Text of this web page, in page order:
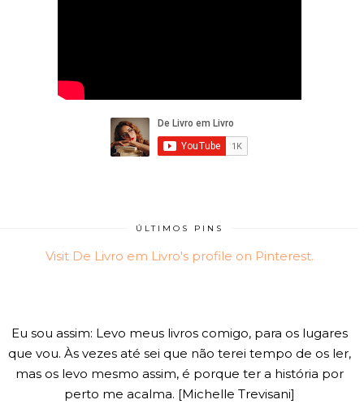
ÚLTIMOS PINS
Visit De Livro em Livro's profile on Pinterest.
Eu sou assim: Levo meus livros comigo, para os lugares
que vou. Às vezes até sei que não terei tempo de os ler,
mas os levo mesmo assim, é porque ter a história por
perto me acalma. [Michelle Trevisani]